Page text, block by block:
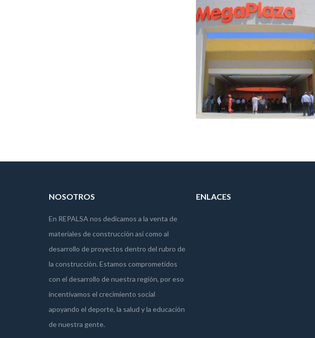
+
MEGA PLAZA – CHIMBOTE
Proyectos realizados
NOSOTROS
En REPALSA nos dedicamos a la venta de
materiales de construcción así como al
desarrollo de proyectos dentro del rubro de
la construcción. Estamos comprometidos
con el desarrollo de nuestra región, por eso
incentivamos el crecimiento social
apoyando el deporte, la salud y la educación
de nuestra gente.
ENLACES